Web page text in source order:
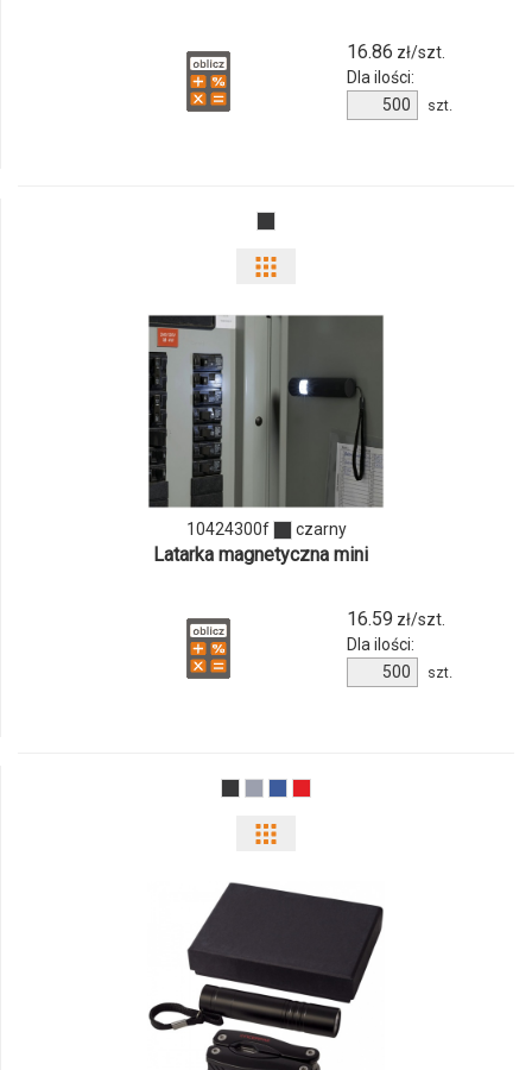
16.86 zł/szt.
Dla ilości:
produktu
szt.
odmiany
produktu
10424300f
10424300f czarny
Latarka magnetyczna mini
16.59 zł/szt.
Dla ilości:
produktu
szt.
ilości
produktu